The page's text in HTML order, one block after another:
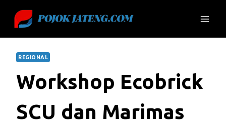
content
REGIONAL
Workshop Ecobrick
SCU dan Marimas